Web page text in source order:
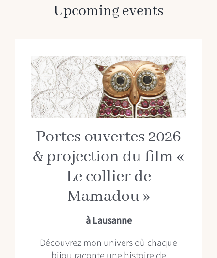
Upcoming events
Portes ouvertes 2026
& projection du film «
Le collier de
Mamadou »
à Lausanne
Découvrez mon univers où chaque
bijou raconte une histoire de